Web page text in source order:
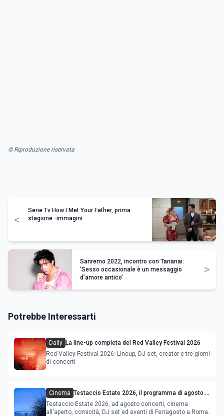
© Riproduzione riservata
<
Serie Tv How I Met Your Father, prima
stagione -immagini
Sanremo 2022, incontro con Tananai:
‘Sesso occasionale è un messaggio
d’amore antico’
>
Potrebbe Interessarti
Daily La line-up completa del Red Valley Festival 2026
Red Valley Festival 2026: Lineup, DJ set, creator e tre giorni
di concerti
Cinema Testaccio Estate 2026, il programma di agosto e
Ferragosto
Testaccio Estate 2026, ad agosto concerti, cinema
all'aperto, comicità, DJ set ed eventi di Ferragosto a Roma.